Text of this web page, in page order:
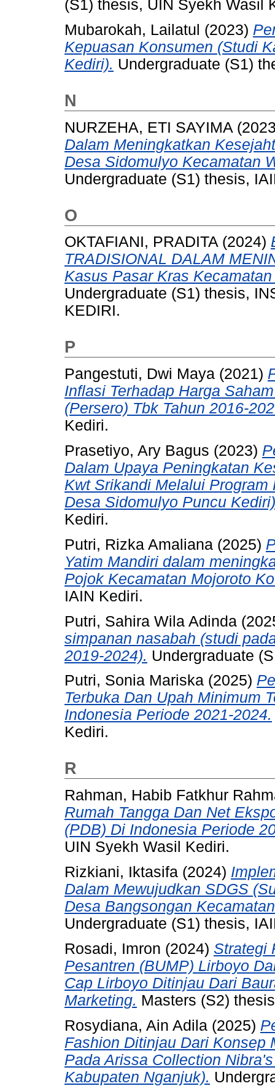
(S1) thesis, UIN Syekh Wasil
Mubarokah, Lailatul (2023)
Kepuasan Konsumen (Studi
Kediri). Undergraduate (S1)
N
NURZEHA, ETI SAYIMA
Dalam Meningkatkan
Desa Sidomulyo Kecamatan
Undergraduate (S1) thesis,
O
OKTAFIANI, PRADITA (2024)
TRADISIONAL DALAM
Kasus Pasar Kras
Undergraduate (S1) thesis,
KEDIRI.
P
Pangestuti, Dwi Maya (2021)
Inflasi Terhadap Harga
(Persero) Tbk Tahun 2016-
Kediri.
Prasetiyo, Ary Bagus (2023)
Dalam Upaya Peningkatan
Kwt Srikandi Melalui
Desa Sidomulyo Puncu
Kediri.
Putri, Rizka Amaliana (2025)
Yatim Mandiri dalam
Pojok Kecamatan Mojoroto
IAIN Kediri.
Putri, Sahira Wila Adinda
simpanan nasabah (studi
2019-2024). Undergraduate
Putri, Sonia Mariska (2025)
Terbuka Dan Upah Minimum
Indonesia Periode 2021-2024.
Kediri.
R
Rahman, Habib Fatkhur
Rumah Tangga Dan Net
(PDB) Di Indonesia Periode
UIN Syekh Wasil Kediri.
Rizkiani, Iktasifa (2024)
Dalam Mewujudkan SDGS
Desa Bangsongan
Undergraduate (S1) thesis,
Rosadi, Imron (2024) Strategi
Pesantren (BUMP) Lirboyo
Cap Lirboyo Ditinjau Dari
Marketing. Masters (S2)
Rosydiana, Ain Adila (2025)
Fashion Ditinjau Dari Konsep
Pada Arissa Collection
Kabupaten Nganjuk).